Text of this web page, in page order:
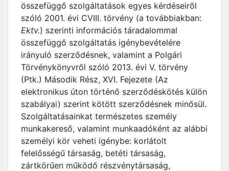
összefüggő szolgáltatások egyes kérdéseiről
szóló 2001. évi CVIII. törvény (a továbbiakban:
Ektv.) szerinti információs táradalommal
összefüggő szolgáltatás igénybevételére
irányuló szerződésnek, valamint a Polgári
Törvénykönyvről szóló 2013. évi V. törvény
(Ptk.) Második Rész, XVI. Fejezete (Az
elektronikus úton történő szerződéskötés külön
szabályai) szerint kötött szerződésnek minősül.
Szolgáltatásainkat természetes személy
munkakereső, valamint munkaadóként az alábbi
személyi kör veheti igénybe: korlátolt
felelősségű társaság, betéti társaság,
zártkörűen működő részvénytársaság,